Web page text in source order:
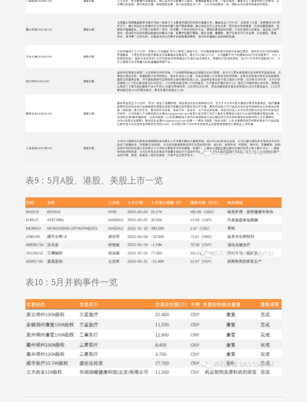
表9：5月A股、港股、美股上市一览
表10：5月并购事件一览